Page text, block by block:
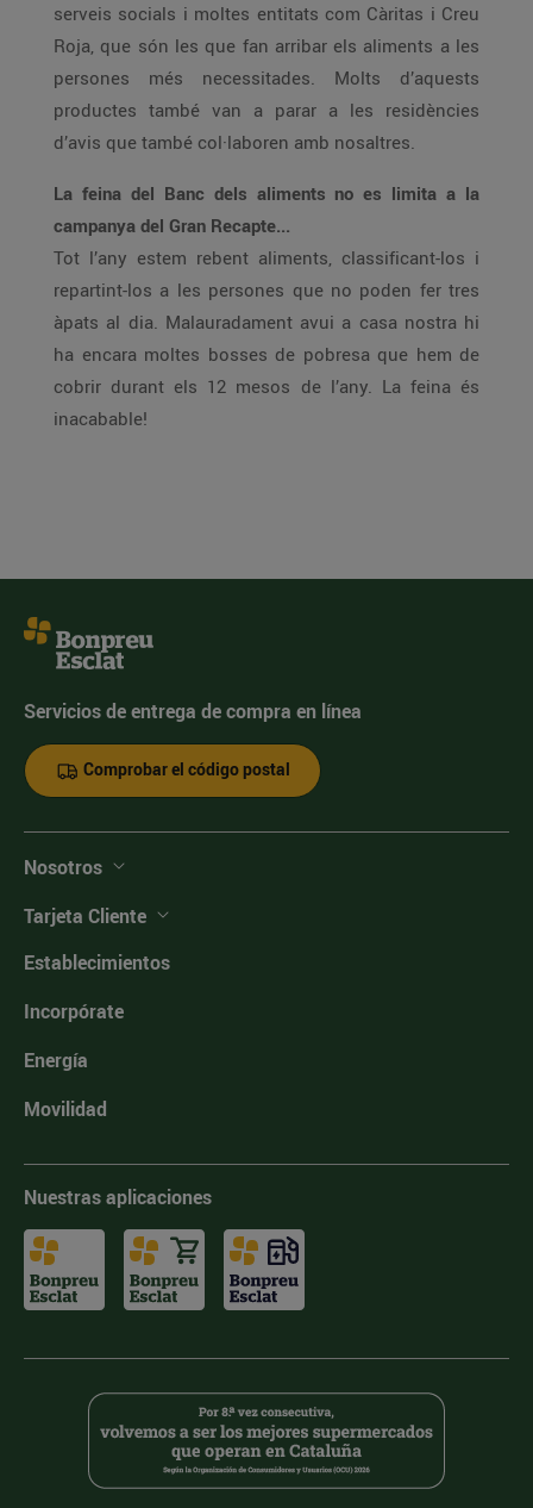
serveis socials i moltes entitats com Càritas i Creu
Roja, que són les que fan arribar els aliments a les
persones més necessitades. Molts d’aquests
productes també van a parar a les residències
d’avis que també col·laboren amb nosaltres.
La feina del Banc dels aliments no es limita a la
campanya del Gran Recapte...
Tot l’any estem rebent aliments, classificant-los i
repartint-los a les persones que no poden fer tres
àpats al dia. Malauradament avui a casa nostra hi
ha encara moltes bosses de pobresa que hem de
cobrir durant els 12 mesos de l’any. La feina és
inacabable!
Servicios de entrega de compra en línea
Comprobar el código postal
Nosotros
Tarjeta Cliente
Establecimientos
Incorpórate
Energía
Movilidad
Nuestras aplicaciones